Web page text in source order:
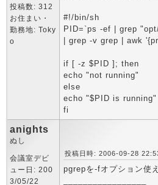
投稿数: 312
お住まい・
勤務地: Toky
o
#!/bin/sh
PID=`ps -ef | grep
| grep -v grep | awk
if [ -z $PID ]; then
echo "not running"
else
echo "$PID is running"
fi
anights
ぬし
会議室デビ
ュー日: 200
3/05/22
投稿日時: 2006-09-28
pgrepを-fオプション使